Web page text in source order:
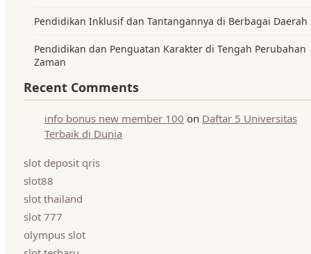
Pendidikan Inklusif dan Tantangannya di Berbagai Daerah
Pendidikan dan Penguatan Karakter di Tengah Perubahan
Zaman
Recent Comments
info bonus new member 100 on Daftar 5 Universitas
Terbaik di Dunia
slot deposit qris
slot88
slot thailand
slot 777
olympus slot